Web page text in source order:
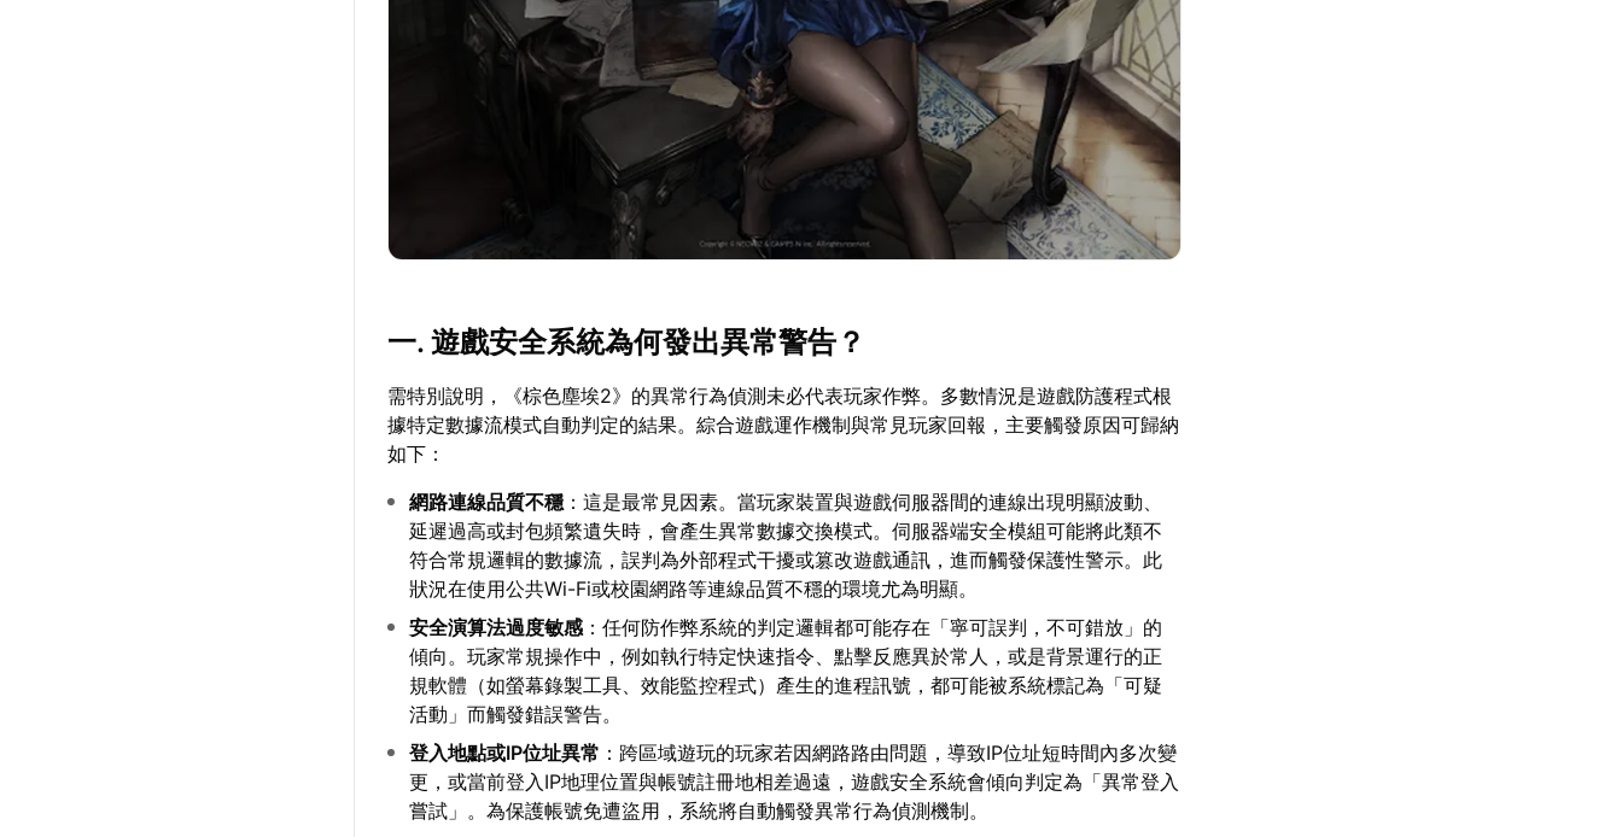
一. 遊戲安全系統為何發出異常警告？
需特別說明，《棕色塵埃2》的異常行為偵測未必代表玩家作弊。多數情況是遊戲防護程式根
據特定數據流模式自動判定的結果。綜合遊戲運作機制與常見玩家回報，主要觸發原因可歸納
如下：
網路連線品質不穩 ：這是最常見因素。當玩家裝置與遊戲伺服器間的連線出現明顯波動、
延遲過高或封包頻繁遺失時，會產生異常數據交換模式。伺服器端安全模組可能將此類不
符合常規邏輯的數據流，誤判為外部程式干擾或篡改遊戲通訊，進而觸發保護性警示。此
狀況在使用公共Wi-Fi或校園網路等連線品質不穩的環境尤為明顯。
安全演算法過度敏感 ：任何防作弊系統的判定邏輯都可能存在「寧可誤判，不可錯放」的
傾向。玩家常規操作中，例如執行特定快速指令、點擊反應異於常人，或是背景運行的正
規軟體（如螢幕錄製工具、效能監控程式）產生的進程訊號，都可能被系統標記為「可疑
活動」而觸發錯誤警告。
登入地點或IP位址異常 ：跨區域遊玩的玩家若因網路路由問題，導致IP位址短時間內多次變
更，或當前登入IP地理位置與帳號註冊地相差過遠，遊戲安全系統會傾向判定為「異常登入
嘗試」。為保護帳號免遭盜用，系統將自動觸發異常行為偵測機制。